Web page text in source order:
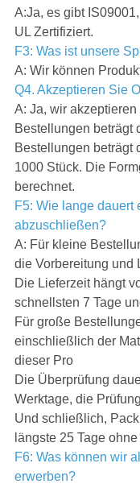
A:Ja, es gibt
UL Zertifiziert.
F3: Was ist unsere
A: Wir können
Q4. Akzeptieren Sie
A: Ja, wir
Bestellungen beträgt
Bestellungen beträgt
1000 Stück. Die
berechnet.
F5: Wie lange dauert
abzuschließen?
A: Für kleine
die Vorbereitung und
Die Lieferzeit hängt
schnellsten 7 Tage
Für große
einschließlich der
dieser Pro
Die Überprüfung
Werktage, die
Und schließlich,
längste 25 Tage
F6: Was können wir
erwerben?